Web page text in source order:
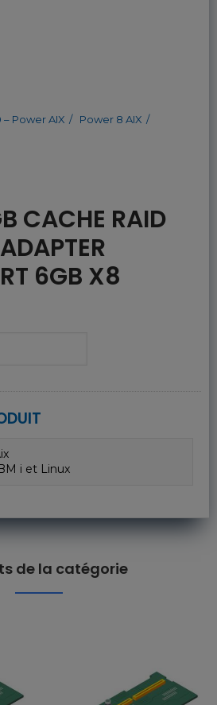
– Power AIX
Power 8 AIX
CACHE RAID
6GB X8
i et Linux
de la catégorie